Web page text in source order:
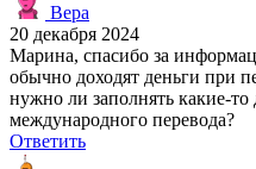
Вера
20 декабря 2024
Марина, спасибо за
обычно доходят деньги при
нужно ли заполнять какие-
международного перевода?
Ответить